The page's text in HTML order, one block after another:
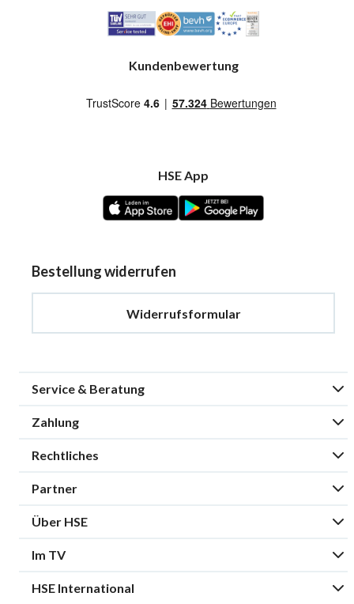
Kundenbewertung
HSE App
Bestellung widerrufen
Widerrufsformular
Service & Beratung
Zahlung
Rechtliches
Partner
Über HSE
Im TV
HSE International